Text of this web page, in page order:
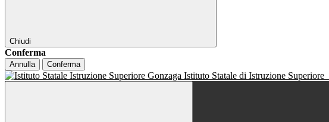
Chiudi
Conferma
Annulla Conferma
Istituto Statale di Istruzione Superiore